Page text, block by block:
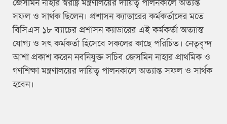
জেসমিন নাহার স্বরাষ্ট্র মন্ত্রণালয়ের দায়িত্ব পালনকালে অত্যন্ত
সফল ও সার্থক ছিলেন। প্রশাসন ক্যাডারের কর্মকর্তাদের মতে
বিসিএস ১৮ ব্যাচের প্রশাসন ক্যাডারের এই কর্মকর্তা অত্যান্ত
যোগ্য ও সৎ কর্মকর্তা হিসেবে সকলের কাছে পরিচিত। নেতৃবৃন্দ
আশা প্রকাশ করেন নবনিযুক্ত সচিব জেসমিন নাহার প্রাথমিক ও
গণশিক্ষা মন্ত্রণালয়ের দায়িত্ব পালনকালে অত্যান্ত সফল ও সার্থক
হবেন।